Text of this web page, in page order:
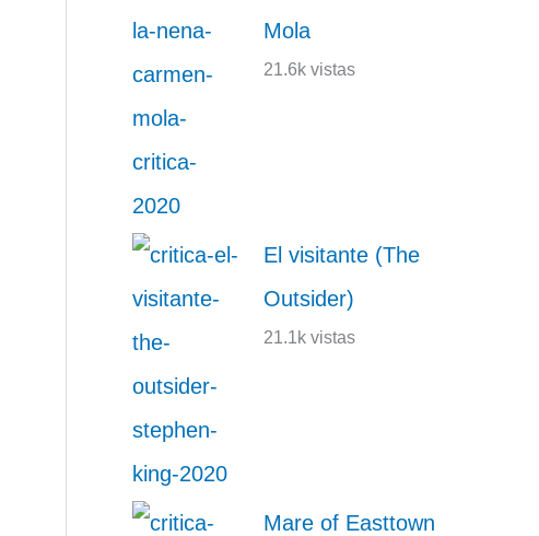
Mola
21.6k vistas
El visitante (The
Outsider)
21.1k vistas
Mare of Easttown